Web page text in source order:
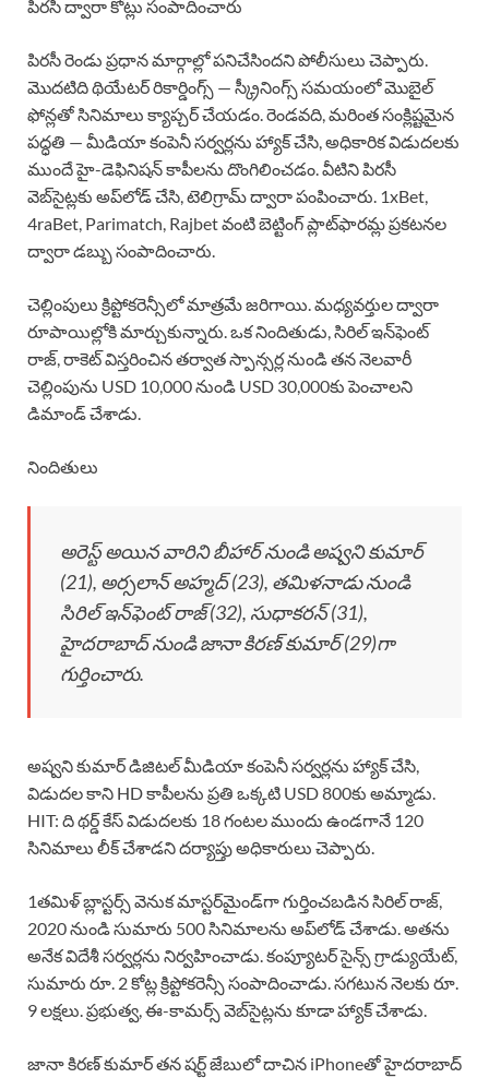
పిరసీ ద్వారా కోట్లు సంపాదించారు
పిరసీ రెండు ప్రధాన మార్గాల్లో పనిచేసిందని పోలీసులు చెప్పారు.
మొదటిది థియేటర్ రికార్డింగ్స్ — స్క్రీనింగ్స్ సమయంలో మొబైల్
ఫోన్లతో సినిమాలు క్యాప్చర్ చేయడం. రెండవది, మరింత సంక్లిష్టమైన
పద్ధతి — మీడియా కంపెనీ సర్వర్లను హ్యాక్ చేసి, అధికారిక విడుదలకు
ముందే హై-డెఫినిషన్ కాపీలను దొంగిలించడం. వీటిని పిరసీ
వెబ్‌సైట్లకు అప్‌లోడ్ చేసి, టెలిగ్రామ్ ద్వారా పంపించారు. 1xBet,
4raBet, Parimatch, Rajbet వంటి బెట్టింగ్ ప్లాట్‌ఫారమ్ల ప్రకటనల
ద్వారా డబ్బు సంపాదించారు.
చెల్లింపులు క్రిప్టోకరెన్సీలో మాత్రమే జరిగాయి. మధ్యవర్తుల ద్వారా
రూపాయిల్లోకి మార్చుకున్నారు. ఒక నిందితుడు, సిరిల్ ఇన్‌ఫెంట్
రాజ్, రాకెట్ విస్తరించిన తర్వాత స్పాన్సర్ల నుండి తన నెలవారీ
చెల్లింపును USD 10,000 నుండి USD 30,000కు పెంచాలని
డిమాండ్ చేశాడు.
నిందితులు
అరెస్ట్ అయిన వారిని బీహార్ నుండి అష్వని కుమార్
(21), అర్సలాన్ అహ్మద్ (23), తమిళనాడు నుండి
సిరిల్ ఇన్‌ఫెంట్ రాజ్ (32), సుధాకరన్ (31),
హైదరాబాద్ నుండి జానా కిరణ్ కుమార్ (29)గా
గుర్తించారు.
అష్వని కుమార్ డిజిటల్ మీడియా కంపెనీ సర్వర్లను హ్యాక్ చేసి,
విడుదల కాని HD కాపీలను ప్రతి ఒక్కటి USD 800కు అమ్మాడు.
HIT: ది థర్డ్ కేస్ విడుదలకు 18 గంటల ముందు ఉండగానే 120
సినిమాలు లీక్ చేశాడని దర్యాప్తు అధికారులు చెప్పారు.
1తమిళ్ బ్లాస్టర్స్ వెనుక మాస్టర్‌మైండ్‌గా గుర్తించబడిన సిరిల్ రాజ్,
2020 నుండి సుమారు 500 సినిమాలను అప్‌లోడ్ చేశాడు. అతను
అనేక విదేశీ సర్వర్లను నిర్వహించాడు. కంప్యూటర్ సైన్స్ గ్రాడ్యుయేట్,
సుమారు రూ. 2 కోట్ల క్రిప్టోకరెన్సీ సంపాదించాడు. సగటున నెలకు రూ.
9 లక్షలు. ప్రభుత్వ, ఈ-కామర్స్ వెబ్‌సైట్లను కూడా హ్యాక్ చేశాడు.
జానా కిరణ్ కుమార్ తన షర్ట్ జేబులో దాచిన iPhoneతో హైదరాబాద్